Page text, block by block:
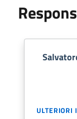
ULTERIORI